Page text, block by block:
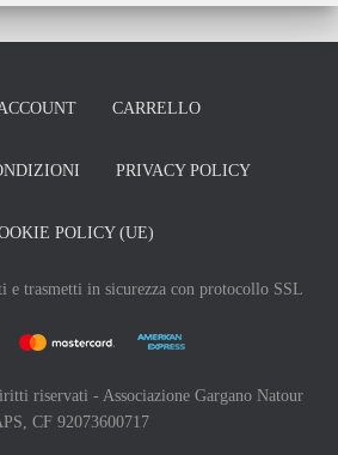
CARRELLO
PRIVACY POLICY
POLICY (UE)
e trasmetti in sicurezza con protocollo SSL
riservati - Associazione Gargano Natour
CF 92073600717